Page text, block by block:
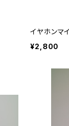
イヤホンマ
¥2,800